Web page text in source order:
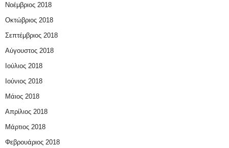
Νοέμβριος 2018
Οκτώβριος 2018
Σεπτέμβριος 2018
Αύγουστος 2018
Ιούλιος 2018
Ιούνιος 2018
Μάιος 2018
Απρίλιος 2018
Μάρτιος 2018
Φεβρουάριος 2018